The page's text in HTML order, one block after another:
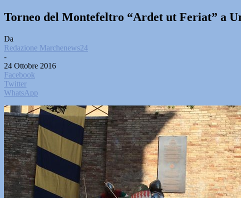
Torneo del Montefeltro “Ardet ut Feriat” a
Da
Redazione Marchenews24
-
24 Ottobre 2016
Facebook
Twitter
WhatsApp